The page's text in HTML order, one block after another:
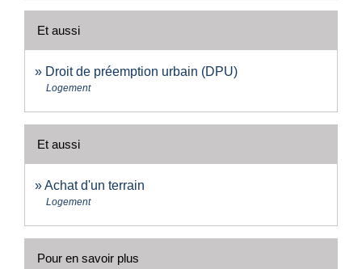
Et aussi
Droit de préemption urbain (DPU)
Logement
Et aussi
Achat d'un terrain
Logement
Pour en savoir plus